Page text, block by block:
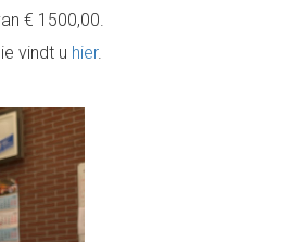
€ 1500,00.
vindt u hier.